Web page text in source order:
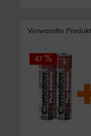
Verwandte
47